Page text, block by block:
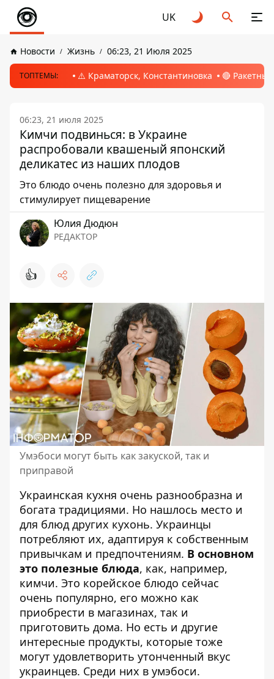
UK
Новости Жизнь 06:23, 21 Июля 2025
ТОПТЕМЫ: ⚠️ Краматорск, Константиновка 🔴
06:23, 21 июля 2025
Кимчи подвинься: в Украине
распробовали квашеный японский
деликатес из наших плодов
Это блюдо очень полезно для здоровья и
стимулирует пищеварение
Юлия Дюдюн
РЕДАКТОР
👍
Умэбоси могут быть как закуской, так и
приправой
Украинская кухня очень разнообразна и
богата традициями. Но нашлось место и
для блюд других кухонь. Украинцы
потребляют их, адаптируя к собственным
привычкам и предпочтениям. В основном
это полезные блюда, как, например,
кимчи. Это корейское блюдо сейчас
очень популярно, его можно как
приобрести в магазинах, так и
приготовить дома. Но есть и другие
интересные продукты, которые тоже
могут удовлетворить утонченный вкус
украинцев. Среди них в умэбоси.